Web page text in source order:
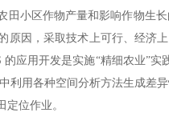
田小区作物产量和影响作物生
原因，采取技术上可行、经济
应用开发是实施“精细农业”
利用各种空间分析方法生成差
位作业。